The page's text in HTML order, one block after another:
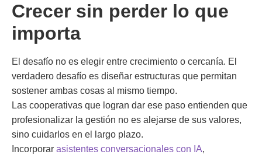
Crecer sin perder lo que
importa
El desafío no es elegir entre crecimiento o cercanía. El
verdadero desafío es diseñar estructuras que permitan
sostener ambas cosas al mismo tiempo.
Las cooperativas que logran dar ese paso entienden que
profesionalizar la gestión no es alejarse de sus valores,
sino cuidarlos en el largo plazo.
Incorporar asistentes conversacionales con IA,